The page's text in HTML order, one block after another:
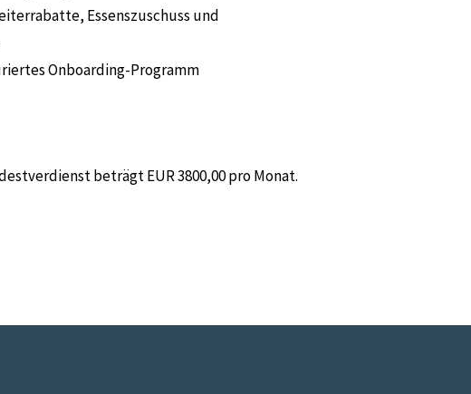
Essenszuschuss und
Onboarding-Programm
beträgt EUR 3800,00 pro Monat.